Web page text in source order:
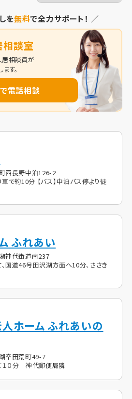
を無料で全力サポート！ ／
相談室
居相談員が
す。
電話相談
西長野中泊126-2
車で約10分 【バス】中泊バス停より徒
ふれあい
神代街道南237
国道46号田沢湖方面へ10分、ささき
ホーム ふれあいの
卒田荒町49-7
１０分 神代郵便局隣